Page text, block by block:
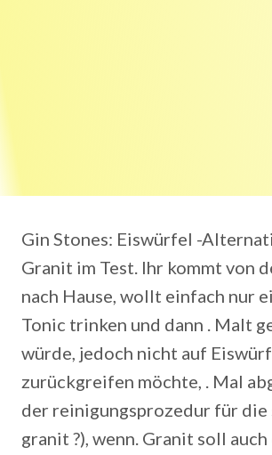
Gin Stones: Eiswürfel -
Granit im Test. Ihr kommt von
nach Hause, wollt einfach nur
Tonic trinken und dann . Malt
würde, jedoch nicht auf
zurückgreifen möchte, . Mal
der reinigungsprozedur für
granit ?), wenn. Granit soll auch